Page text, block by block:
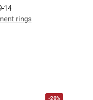
14
rings
-20%